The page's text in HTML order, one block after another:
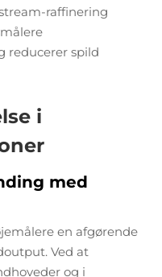
raffinering
reducerer spild
i
med
en afgørende
Ved at
og i